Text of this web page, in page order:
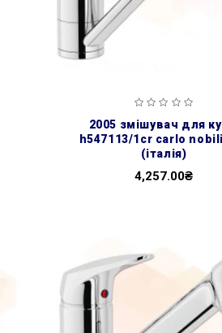
2005 змішувач для кухні
h547113/1cr carlo
(італія)
4,257.00₴